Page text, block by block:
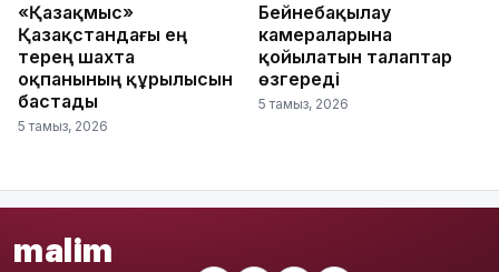
«Қазақмыс»
Қазақстандағы ең
терең шахта
оқпанының құрылысын
бастады
5 тамыз, 2026
Бейнебақылау
камераларына
қойылатын талаптар
өзгереді
5 тамыз, 2026
malim